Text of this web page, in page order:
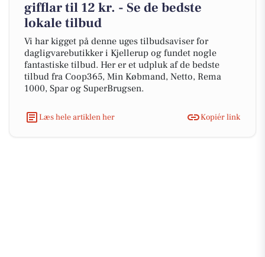
gifflar til 12 kr. - Se de bedste
lokale tilbud
Vi har kigget på denne uges tilbudsaviser for
dagligvarebutikker i Kjellerup og fundet nogle
fantastiske tilbud. Her er et udpluk af de bedste
tilbud fra Coop365, Min Købmand, Netto, Rema
1000, Spar og SuperBrugsen.
Læs hele artiklen her Kopiér link